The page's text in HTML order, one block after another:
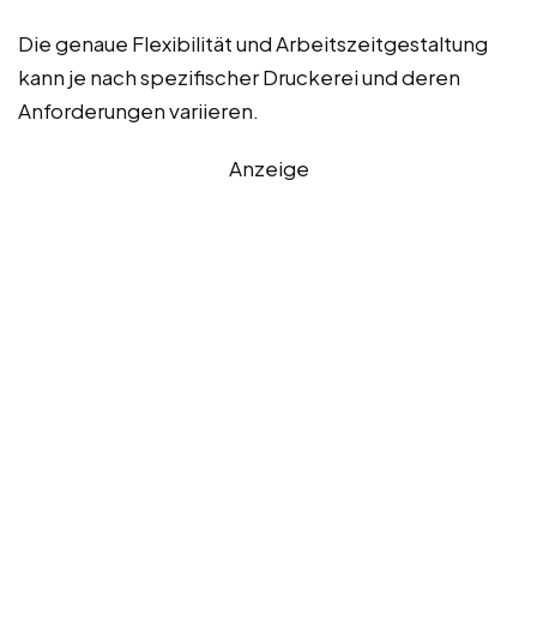
Die genaue Flexibilität und Arbeitszeitgestaltung
kann je nach spezifischer Druckerei und deren
Anforderungen variieren.
Anzeige